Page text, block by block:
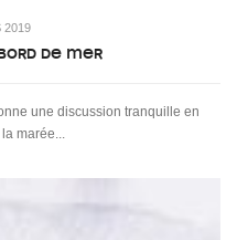
2019
de mer
une discussion tranquille en
marée...